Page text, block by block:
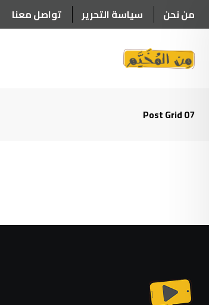
من نحن سياسة التحرير تواصل معنا
Post Grid 07